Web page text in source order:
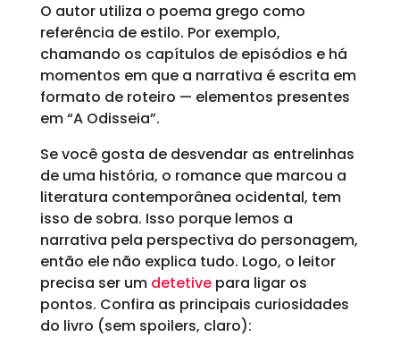
O autor utiliza o poema grego como
referência de estilo. Por exemplo,
chamando os capítulos de episódios e há
momentos em que a narrativa é escrita em
formato de roteiro — elementos presentes
em “A Odisseia”.
Se você gosta de desvendar as entrelinhas
de uma história, o romance que marcou a
literatura contemporânea ocidental, tem
isso de sobra. Isso porque lemos a
narrativa pela perspectiva do personagem,
então ele não explica tudo. Logo, o leitor
precisa ser umdetetivepara ligar os
pontos. Confira as principais curiosidades
do livro (sem spoilers, claro):